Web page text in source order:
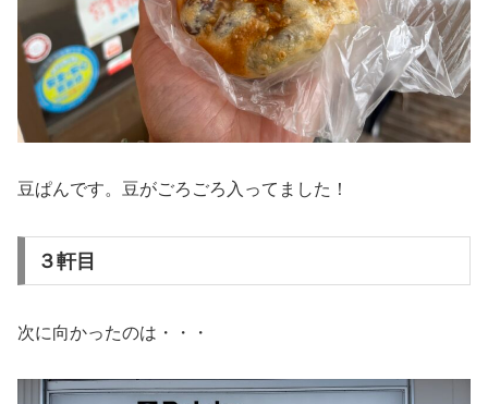
豆ぱんです。豆がごろごろ入ってました！
３軒目
次に向かったのは・・・